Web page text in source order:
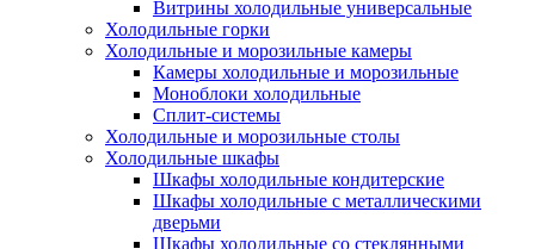
Витрины холодильные универсальные
Холодильные горки
Холодильные и морозильные камеры
Камеры холодильные и морозильные
Моноблоки холодильные
Сплит-системы
Холодильные и морозильные столы
Холодильные шкафы
Шкафы холодильные кондитерские
Шкафы холодильные с металлическими
дверьми
Шкафы холодильные со стеклянными